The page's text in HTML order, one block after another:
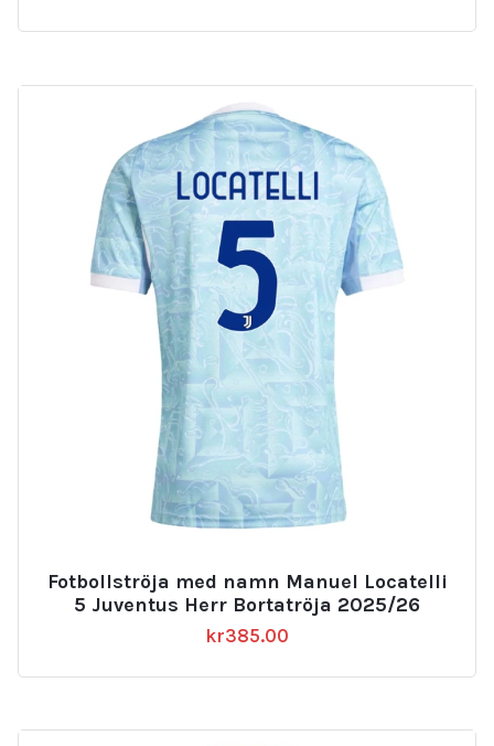
Fotbollströja med namn Manuel Locatelli
5 Juventus Herr Bortatröja 2025/26
kr385.00